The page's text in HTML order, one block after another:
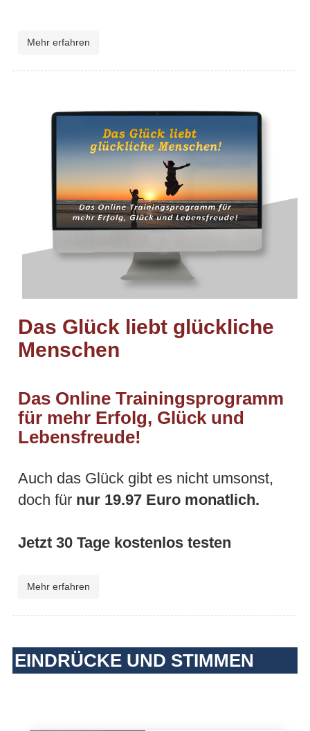
Mehr erfahren
Das Glück liebt glückliche
Menschen
Das Online Trainingsprogramm
für mehr Erfolg, Glück und
Lebensfreude!
Auch das Glück gibt es nicht umsonst,
doch für nur 19.97 Euro monatlich.
Jetzt 30 Tage kostenlos testen
Mehr erfahren
EINDRÜCKE UND STIMMEN